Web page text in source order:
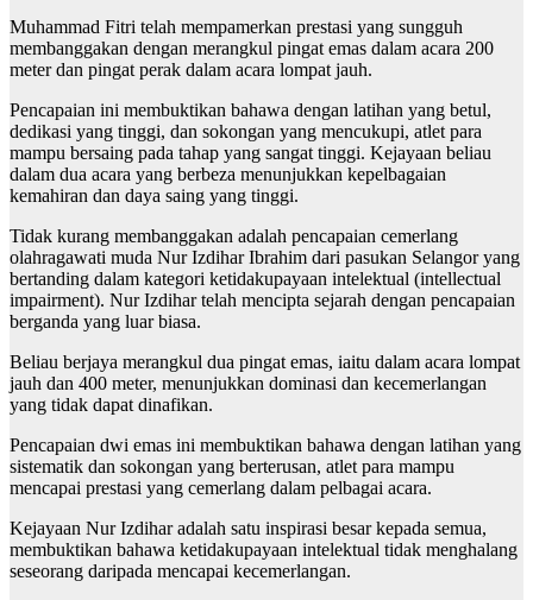
Muhammad Fitri telah mempamerkan prestasi yang sungguh
membanggakan dengan merangkul pingat emas dalam acara 200
meter dan pingat perak dalam acara lompat jauh.
Pencapaian ini membuktikan bahawa dengan latihan yang betul,
dedikasi yang tinggi, dan sokongan yang mencukupi, atlet para
mampu bersaing pada tahap yang sangat tinggi. Kejayaan beliau
dalam dua acara yang berbeza menunjukkan kepelbagaian
kemahiran dan daya saing yang tinggi.
Tidak kurang membanggakan adalah pencapaian cemerlang
olahragawati muda Nur Izdihar Ibrahim dari pasukan Selangor yang
bertanding dalam kategori ketidakupayaan intelektual (intellectual
impairment). Nur Izdihar telah mencipta sejarah dengan pencapaian
berganda yang luar biasa.
Beliau berjaya merangkul dua pingat emas, iaitu dalam acara lompat
jauh dan 400 meter, menunjukkan dominasi dan kecemerlangan
yang tidak dapat dinafikan.
Pencapaian dwi emas ini membuktikan bahawa dengan latihan yang
sistematik dan sokongan yang berterusan, atlet para mampu
mencapai prestasi yang cemerlang dalam pelbagai acara.
Kejayaan Nur Izdihar adalah satu inspirasi besar kepada semua,
membuktikan bahawa ketidakupayaan intelektual tidak menghalang
seseorang daripada mencapai kecemerlangan.